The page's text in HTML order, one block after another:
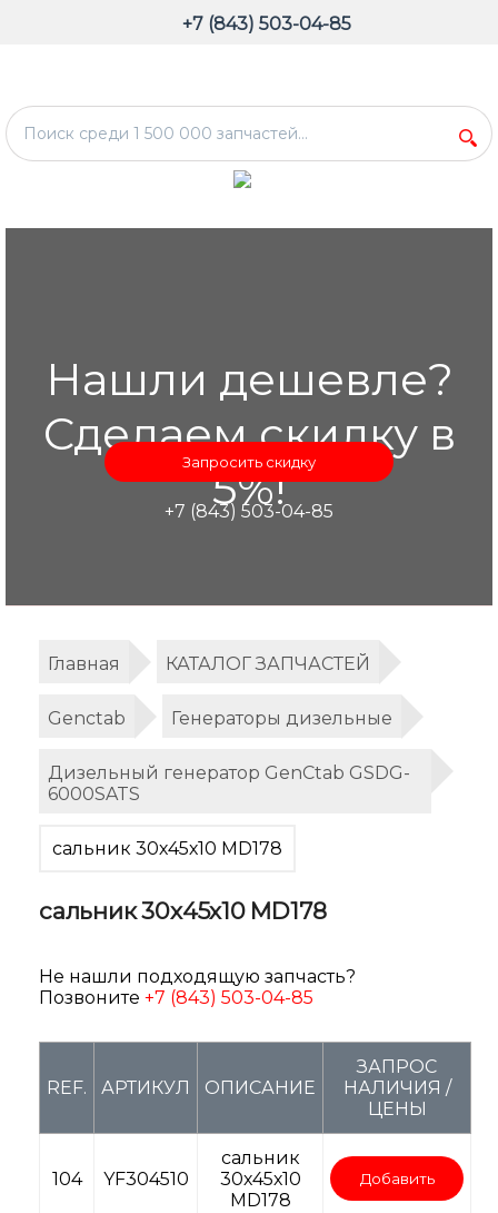
+7 (843) 503-04-85
Нашли дешевле?
Сделаем скидку в
5%!
Запросить скидку
+7 (843) 503-04-85
Главная КАТАЛОГ ЗАПЧАСТЕЙ
Genctab Генераторы дизельные
Дизельный генератор GenCtab GSDG-
6000SATS
сальник 30х45х10 MD178
сальник 30х45х10 MD178
Не нашли подходящую запчасть?
Позвоните +7 (843) 503-04-85
REF. АРТИКУЛ ОПИСАНИЕ
ЗАПРОС
НАЛИЧИЯ /
ЦЕНЫ
104 YF304510
сальник
30х45х10
MD178
Добавить